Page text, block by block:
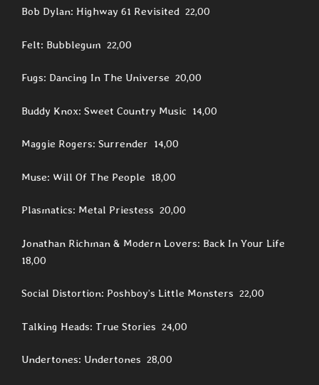
Bob Dylan: Highway 61 Revisited 22,00
Felt: Bubblegum 22,00
Fugs: Dancing In The Universe 20,00
Buddy Knox: Sweet Country Music 14,00
Maggie Rogers: Surrender 14,00
Muse: Will Of The People 18,00
Plasmatics: Metal Priestess 20,00
Jonathan Richman & Modern Lovers: Back In Your Life
18,00
Social Distortion: Poshboy’s Little Monsters 22,00
Talking Heads: True Stories 24,00
Undertones: Undertones 28,00